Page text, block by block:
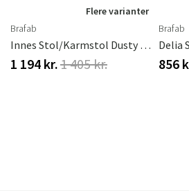
Flere varianter
Brafab
Innes Stol/Karmstol Dusty Green Brafab
1 194 kr.1 405 kr.
Brafab
856